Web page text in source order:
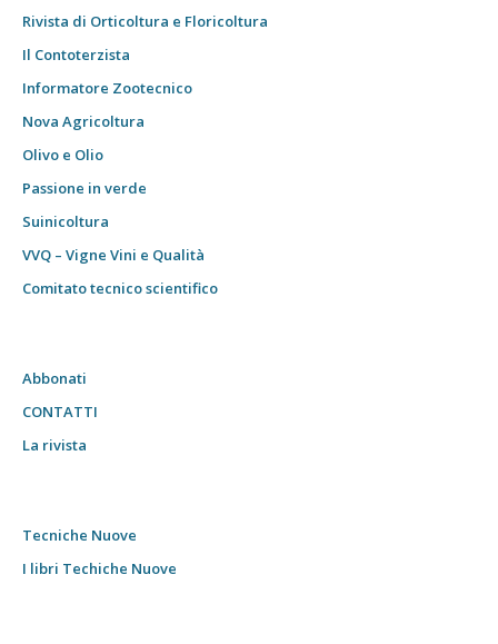
Rivista di Orticoltura e Floricoltura
Il Contoterzista
Informatore Zootecnico
Nova Agricoltura
Olivo e Olio
Passione in verde
Suinicoltura
VVQ – Vigne Vini e Qualità
Comitato tecnico scientifico
Abbonati
CONTATTI
La rivista
Tecniche Nuove
I libri Techiche Nuove